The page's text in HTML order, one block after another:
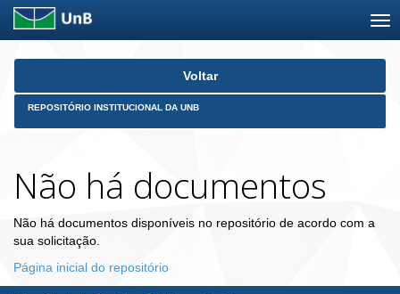
Skip
Voltar
REPOSITÓRIO INSTITUCIONAL DA UNB
Não há documentos
Não há documentos disponíveis no repositório de acordo com a
sua solicitação.
Página inicial do repositório